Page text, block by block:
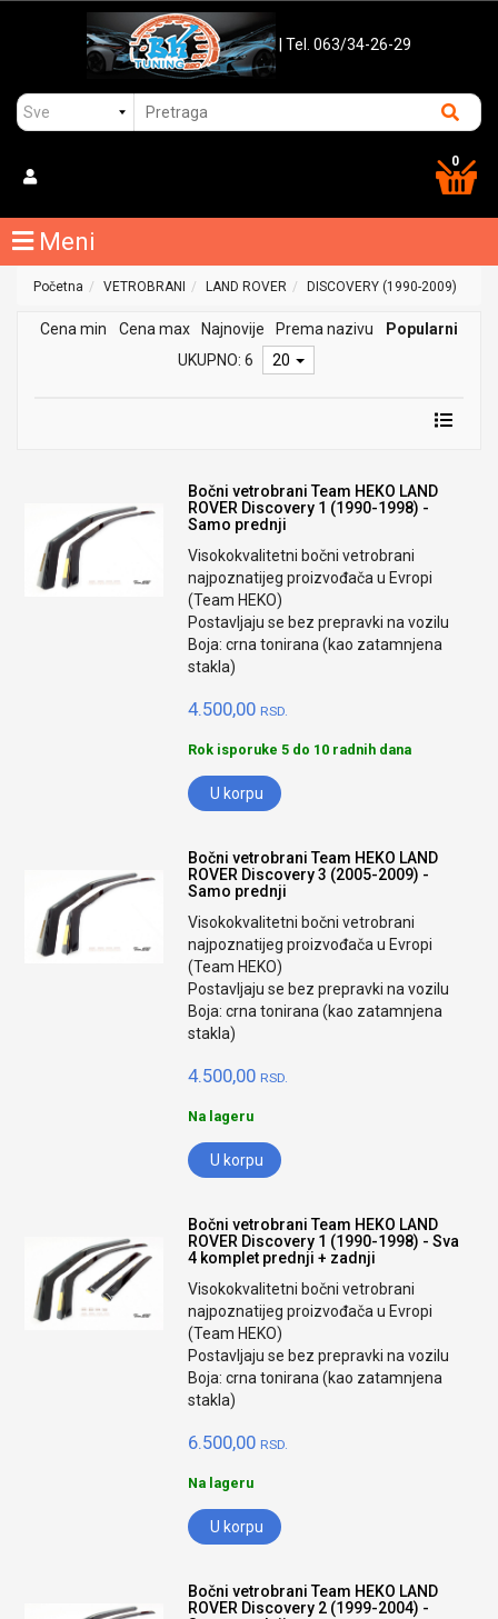
| Tel. 063/34-26-29
0
Meni
Početna VETROBRANI LAND ROVER DISCOVERY (1990-2009)
Cena min Cena max Najnovije Prema nazivu
Popularni
UKUPNO: 6
20
Bočni vetrobrani Team HEKO LAND
ROVER Discovery 1 (1990-1998) -
Samo prednji
Visokokvalitetni bočni vetrobrani
najpoznatijeg proizvođača u Evropi
(Team HEKO)
Postavljaju se bez prepravki na vozilu
Boja: crna tonirana (kao zatamnjena
stakla)
4.500,00 RSD.
Rok isporuke 5 do 10 radnih dana
U korpu
Bočni vetrobrani Team HEKO LAND
ROVER Discovery 3 (2005-2009) -
Samo prednji
Visokokvalitetni bočni vetrobrani
najpoznatijeg proizvođača u Evropi
(Team HEKO)
Postavljaju se bez prepravki na vozilu
Boja: crna tonirana (kao zatamnjena
stakla)
4.500,00 RSD.
Na lageru
U korpu
Bočni vetrobrani Team HEKO LAND
ROVER Discovery 1 (1990-1998) - Sva
4 komplet prednji + zadnji
Visokokvalitetni bočni vetrobrani
najpoznatijeg proizvođača u Evropi
(Team HEKO)
Postavljaju se bez prepravki na vozilu
Boja: crna tonirana (kao zatamnjena
stakla)
6.500,00 RSD.
Na lageru
U korpu
Bočni vetrobrani Team HEKO LAND
ROVER Discovery 2 (1999-2004) -